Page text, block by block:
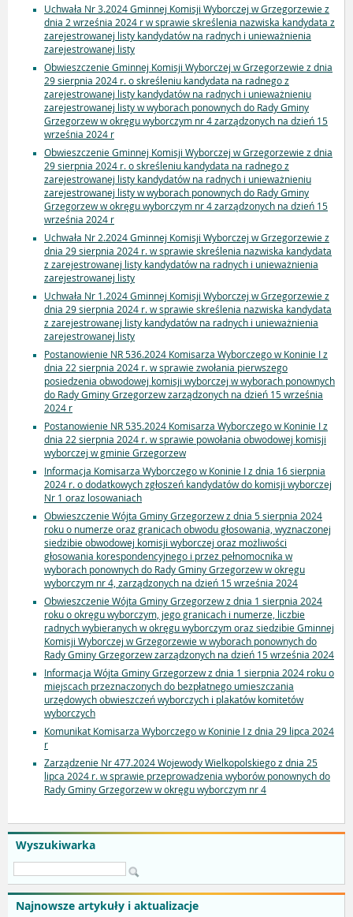
Wyszukiwarka
Najnowsze artykuły i aktualizacje
Uchwała Nr 3.2024 Gminnej Komisji Wyborczej w Grzegorzewie z
dnia 2 września 2024 r w sprawie skreślenia nazwiska kandydata z
zarejestrowanej listy kandydatów na radnych i unieważnienia
zarejestrowanej listy
Obwieszczenie Gminnej Komisji Wyborczej w Grzegorzewie z dnia
29 sierpnia 2024 r. o skreśleniu kandydata na radnego z
zarejestrowanej listy kandydatów na radnych i unieważnieniu
zarejestrowanej listy w wyborach ponownych do Rady Gminy
Grzegorzew w okręgu wyborczym nr 4 zarządzonych na dzień 15
września 2024 r
Obwieszczenie Gminnej Komisji Wyborczej w Grzegorzewie z dnia
29 sierpnia 2024 r. o skreśleniu kandydata na radnego z
zarejestrowanej listy kandydatów na radnych i unieważnieniu
zarejestrowanej listy w wyborach ponownych do Rady Gminy
Grzegorzew w okręgu wyborczym nr 4 zarządzonych na dzień 15
września 2024 r
Uchwała Nr 2.2024 Gminnej Komisji Wyborczej w Grzegorzewie z
dnia 29 sierpnia 2024 r. w sprawie skreślenia nazwiska kandydata
z zarejestrowanej listy kandydatów na radnych i unieważnienia
zarejestrowanej listy
Uchwała Nr 1.2024 Gminnej Komisji Wyborczej w Grzegorzewie z
dnia 29 sierpnia 2024 r. w sprawie skreślenia nazwiska kandydata
z zarejestrowanej listy kandydatów na radnych i unieważnienia
zarejestrowanej listy
Postanowienie NR 536.2024 Komisarza Wyborczego w Koninie I z
dnia 22 sierpnia 2024 r. w sprawie zwołania pierwszego
posiedzenia obwodowej komisji wyborczej w wyborach ponownych
do Rady Gminy Grzegorzew zarządzonych na dzień 15 września
2024 r
Postanowienie NR 535.2024 Komisarza Wyborczego w Koninie I z
dnia 22 sierpnia 2024 r. w sprawie powołania obwodowej komisji
wyborczej w gminie Grzegorzew
Informacja Komisarza Wyborczego w Koninie I z dnia 16 sierpnia
2024 r. o dodatkowych zgłoszeń kandydatów do komisji wyborczej
Nr 1 oraz losowaniach
Obwieszczenie Wójta Gminy Grzegorzew z dnia 5 sierpnia 2024
roku o numerze oraz granicach obwodu głosowania, wyznaczonej
siedzibie obwodowej komisji wyborczej oraz możliwości
głosowania korespondencyjnego i przez pełnomocnika w
wyborach ponownych do Rady Gminy Grzegorzew w okręgu
wyborczym nr 4, zarządzonych na dzień 15 września 2024
Obwieszczenie Wójta Gminy Grzegorzew z dnia 1 sierpnia 2024
roku o okręgu wyborczym, jego granicach i numerze, liczbie
radnych wybieranych w okręgu wyborczym oraz siedzibie Gminnej
Komisji Wyborczej w Grzegorzewie w wyborach ponownych do
Rady Gminy Grzegorzew zarządzonych na dzień 15 września 2024
Informacja Wójta Gminy Grzegorzew z dnia 1 sierpnia 2024 roku o
miejscach przeznaczonych do bezpłatnego umieszczania
urzędowych obwieszczeń wyborczych i plakatów komitetów
wyborczych
Komunikat Komisarza Wyborczego w Koninie I z dnia 29 lipca 2024
r
Zarządzenie Nr 477.2024 Wojewody Wielkopolskiego z dnia 25
lipca 2024 r. w sprawie przeprowadzenia wyborów ponownych do
Rady Gminy Grzegorzew w okręgu wyborczym nr 4